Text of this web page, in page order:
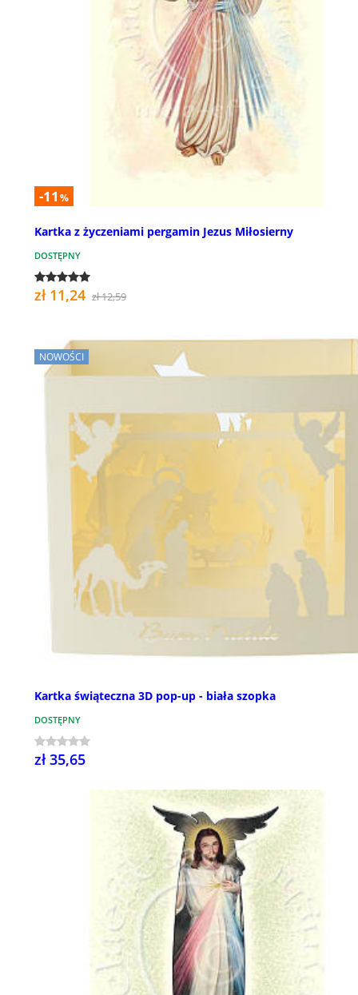
-11 %
Kartka z życzeniami pergamin Jezus Miłosierny
DOSTĘPNY
zł 11,24 zł 12,59
NOWOŚCI
Kartka świąteczna 3D pop-up - biała szopka
DOSTĘPNY
zł 35,65